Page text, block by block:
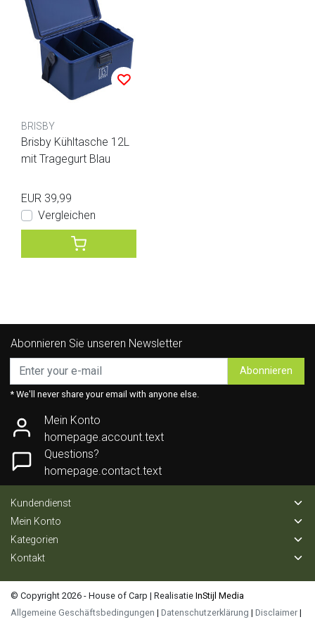
BRISBY
Brisby Kühltasche 12L
mit Tragegurt Blau
EUR 39,99
Vergleichen
Abonnieren Sie unseren Newsletter
Abonnieren
* We'll never share your email with anyone else.
Mein Konto
homepage.account.text
Questions?
homepage.contact.text
Kundendienst
Mein Konto
Kategorien
Kontakt
© Copyright 2026 - House of Carp | Realisatie InStijl Media
Allgemeine Geschäftsbedingungen | Datenschutzerklärung | Disclaimer |